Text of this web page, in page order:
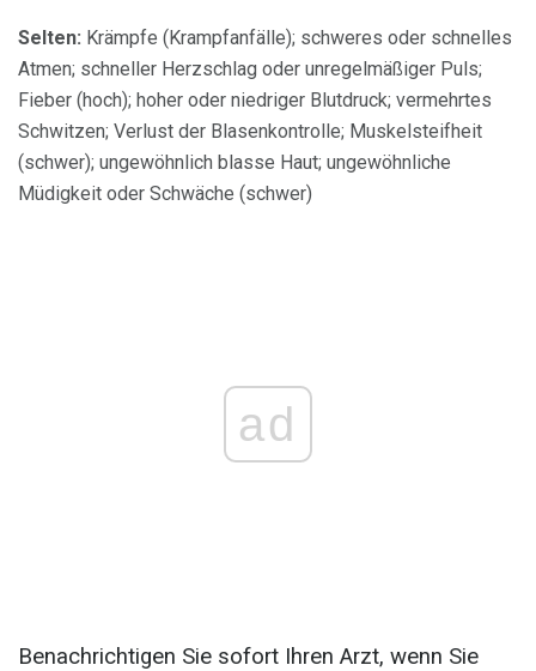
Selten: Krämpfe (Krampfanfälle); schweres oder schnelles
Atmen; schneller Herzschlag oder unregelmäßiger Puls;
Fieber (hoch); hoher oder niedriger Blutdruck; vermehrtes
Schwitzen; Verlust der Blasenkontrolle; Muskelsteifheit
(schwer); ungewöhnlich blasse Haut; ungewöhnliche
Müdigkeit oder Schwäche (schwer)
ad
Benachrichtigen Sie sofort Ihren Arzt, wenn Sie